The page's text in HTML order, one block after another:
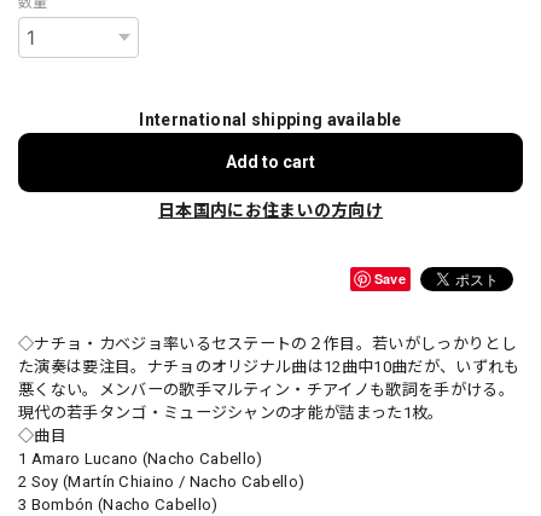
International shipping available
Add to cart
日本国内にお住まいの方向け
Save
◇ナチョ・カベジョ率いるセステートの２作目。若いがしっかりとし
た演奏は要注目。ナチョのオリジナル曲は12曲中10曲だが、いずれも
悪くない。メンバーの歌手マルティン・チアイノも歌詞を手がける。
現代の若手タンゴ・ミュージシャンの才能が詰まった1枚。
◇曲目
1 Amaro Lucano (Nacho Cabello)
2 Soy (Martín Chiaino / Nacho Cabello)
3 Bombón (Nacho Cabello)